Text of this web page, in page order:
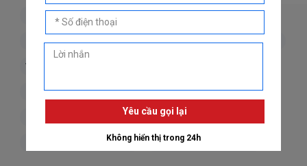
giấy dán tường phòng ngủ
giấy dán tường phòng thờ giấy dán tường trẻ em
vải dán tường
decal dán kính giấy dán tường giả đá
giấy dán tường giả gỗ giấy dán tường giả gạch
giấy dán tường giả vải giấy dán tường giá rẻ